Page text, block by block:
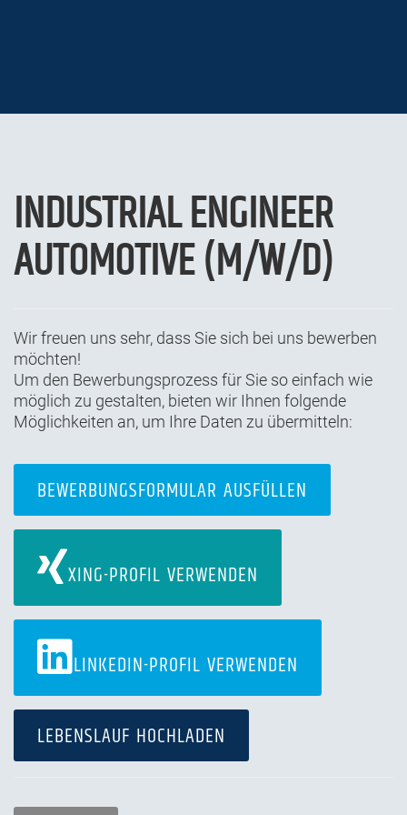
INDUSTRIAL ENGINEER
AUTOMOTIVE (M/W/D)
Wir freuen uns sehr, dass Sie sich bei uns bewerben
möchten!
Um den Bewerbungsprozess für Sie so einfach wie
möglich zu gestalten, bieten wir Ihnen folgende
Möglichkeiten an, um Ihre Daten zu übermitteln:
BEWERBUNGSFORMULAR AUSFÜLLEN
XING-PROFIL VERWENDEN
LINKEDIN-PROFIL VERWENDEN
LEBENSLAUF HOCHLADEN